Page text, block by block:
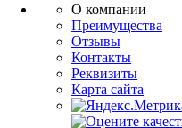
О компании
Преимущества
Отзывы
Контакты
Реквизиты
Карта сайта